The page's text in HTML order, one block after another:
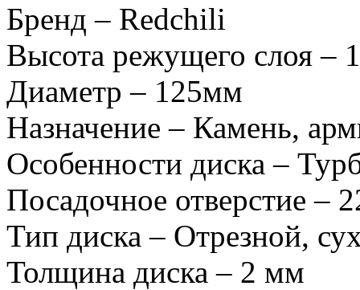
Бренд – Redchili
Высота режущего слоя –
Диаметр – 125мм
Назначение – Камень,
Особенности диска –
Посадочное отверстие –
Тип диска – Отрезной,
Толщина диска – 2 мм